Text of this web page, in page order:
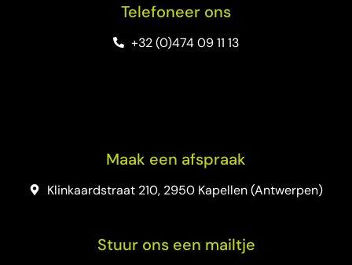
Telefoneer ons
+32 (0)474 09 11 13
Maak een afspraak
Klinkaardstraat 210, 2950 Kapellen (Antwerpen)
Stuur ons een mailtje